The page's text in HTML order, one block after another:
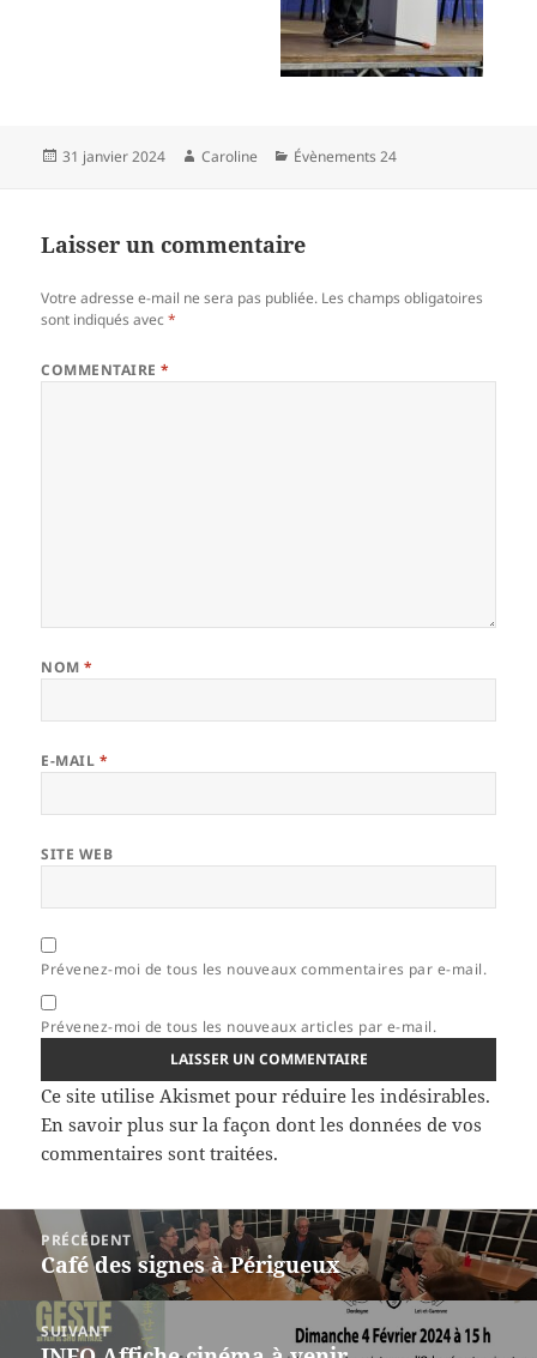
Publié
31 janvier 2024 Auteur
Caroline Catégories
Évènements 24
Laisser un commentaire
Votre adresse e-mail ne sera pas publiée. Les champs obligatoires
sont indiqués avec*
COMMENTAIRE*
NOM*
E-MAIL *
SITE WEB
Prévenez-moi de tous les nouveaux commentaires par e-mail.
Prévenez-moi de tous les nouveaux articles par e-mail.
Ce site utilise Akismet pour réduire les indésirables.
En savoir plus sur la façon dont les données de vos
commentaires sont traitées.
Navigation
l’article
PRÉCÉDENT
Article
précédent :
Café des signes à Périgueux
SUIVANT